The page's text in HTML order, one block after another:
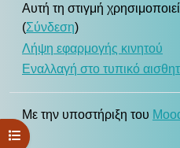
Άνοιγμα ευρετηρίου μαθήματος
Αυτή τη στιγμή
(Σύνδεση)
Λήψη εφαρμογής κινητού
Εναλλαγή στο τυπικό
Με την υποστήριξη του